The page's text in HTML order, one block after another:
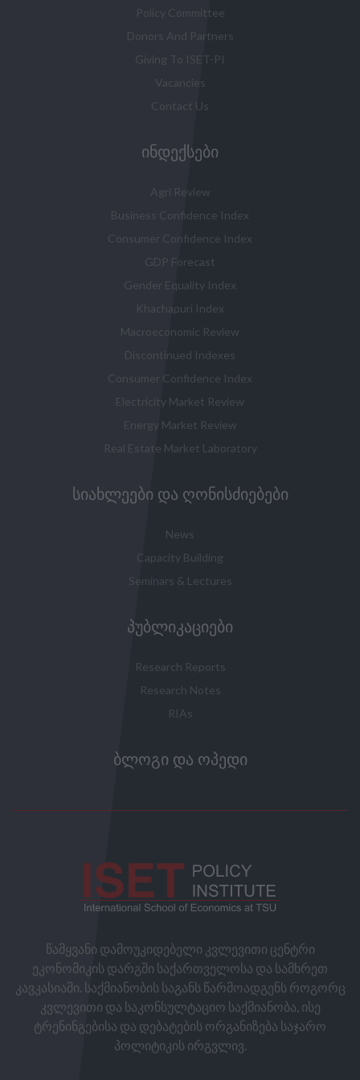
Policy Committee
Donors And Partners
Giving To ISET-PI
Vacancies
Contact Us
ᲘᲜᲓᲔᲥᲡᲔᲑᲘ
Agri Review
Business Confidence Index
Consumer Confidence Index
GDP Forecast
Gender Equality Index
Khachapuri Index
Macroeconomic Review
Discontinued Indexes
Consumer Confidence Index
Electricity Market Review
Energy Market Review
Real Estate Market Laboratory
ᲡᲘᲐᲮᲚᲔᲔᲑᲘ ᲓᲐ ᲦᲝᲜᲘᲡᲫᲘᲔᲑᲔᲑᲘ
News
Capacity Building
Seminars & Lectures
ᲞᲣᲑᲚᲘᲙᲐᲪᲘᲔᲑᲘ
Research Reports
Research Notes
RIAs
ᲑᲚᲝᲒᲘ ᲓᲐ ᲝᲞᲔᲓᲘ
წამყვანი დამოუკიდებელი კვლევითი ცენტრი
ეკონომიკის დარგში საქართველოსა და სამხრეთ
კავკასიაში. საქმიანობის საგანს წარმოადგენს როგორც
კვლევითი და საკონსულტაციო საქმიანობა, ისე
ტრენინგებისა და დებატების ორგანიზება საჯარო
პოლიტიკის ირგვლივ.